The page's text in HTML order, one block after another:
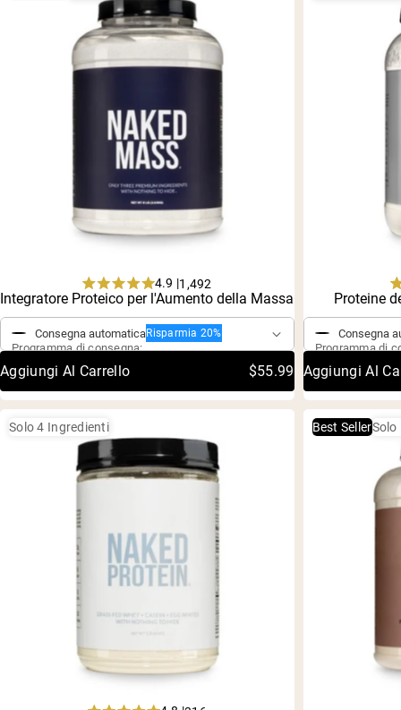
Rated
4.9
of
5
stars
4.9 |1,492
Integratore Proteico per l'Aumento della Massa
Acquisto singolo
Consegna automaticaRisparmia 20%
Programma di consegna:
Aggiungi Al Carrello $55.99
Proteine
Acquisto
Consegna
Programma di
Aggiungi Al
Solo 4 Ingredienti Best SellerSolo